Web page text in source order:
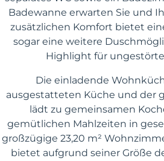
Badewanne erwarten Sie und
zusätzlichen Komfort bietet
sogar eine weitere
Highlight für
Die einladende
ausgestatteten Küche und der
lädt zu gemeinsamen
gemütlichen Mahlzeiten in
großzügige 23,20 m²
bietet aufgrund seiner Größe